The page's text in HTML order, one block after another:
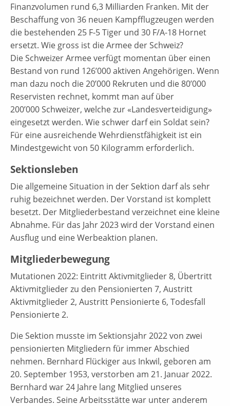
Finanzvolumen rund 6,3 Milliarden Franken. Mit der
Beschaffung von 36 neuen Kampfflugzeugen werden
die bestehenden 25 F-5 Tiger und 30 F/A-18 Hornet
ersetzt. Wie gross ist die Armee der Schweiz?
Die Schweizer Armee verfügt momentan über einen
Bestand von rund 126’000 aktiven Angehörigen. Wenn
man dazu noch die 20’000 Rekruten und die 80’000
Reservisten rechnet, kommt man auf über
200’000 Schweizer, welche zur «Landesverteidigung»
eingesetzt werden. Wie schwer darf ein Soldat sein?
Für eine ausreichende Wehrdienstfähigkeit ist ein
Mindestgewicht von 50 Kilogramm erforderlich.
Sektionsleben
Die allgemeine Situation in der Sektion darf als sehr
ruhig bezeichnet werden. Der Vorstand ist komplett
besetzt. Der Mitgliederbestand verzeichnet eine kleine
Abnahme. Für das Jahr 2023 wird der Vorstand einen
Ausflug und eine Werbeaktion planen.
Mitgliederbewegung
Mutationen 2022: Eintritt Aktivmitglieder 8, Übertritt
Aktivmitglieder zu den Pensionierten 7, Austritt
Aktivmitglieder 2, Austritt Pensionierte 6, Todesfall
Pensionierte 2.
Die Sektion musste im Sektionsjahr 2022 von zwei
pensionierten Mitgliedern für immer Abschied
nehmen. Bernhard Flückiger aus Inkwil, geboren am
20. September 1953, verstorben am 21. Januar 2022.
Bernhard war 24 Jahre lang Mitglied unseres
Verbandes. Seine Arbeitsstätte war unter anderem